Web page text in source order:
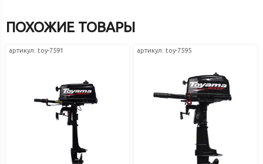
ПОХОЖИЕ ТОВАРЫ
артикул: toy-7591 артикул: toy-7595